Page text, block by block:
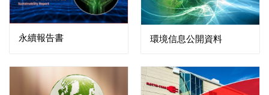
永續報告書 環境信息公開資料